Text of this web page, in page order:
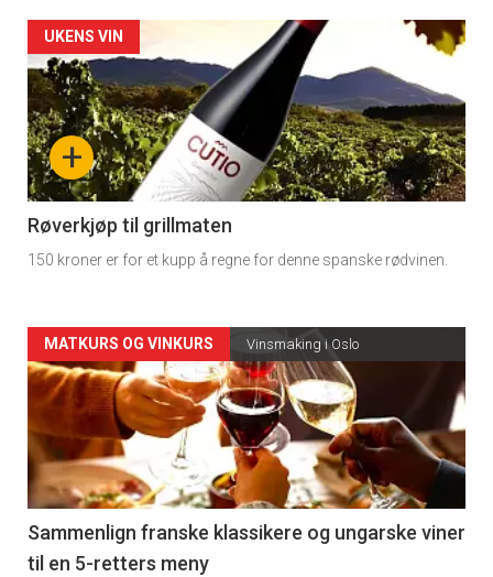
Forsiden
akkurat
nå
-
4
+
UKENS VIN
Røverkjøp til grillmaten
150 kroner er for et kupp å regne for denne spanske rødvinen.
Forsiden
akkurat
nå
-
5
MATKURS OG VINKURS Vinsmaking i Oslo
Sammenlign franske klassikere og ungarske viner
til en 5-retters meny